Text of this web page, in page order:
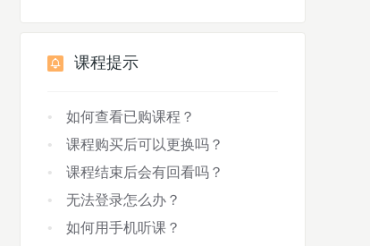
课程提示
如何查看已购课程？
课程购买后可以更换吗？
课程结束后会有回看吗？
无法登录怎么办？
如何用手机听课？